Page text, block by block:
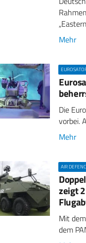
Mehr
Die
vorbei.
Mehr
AIR
zeigt
Mit
dem